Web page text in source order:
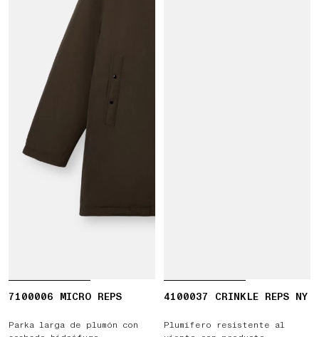
7100006 MICRO REPS
Parka larga de plumón con
4100037 CRINKLE REPS NY
Plumífero resistente al